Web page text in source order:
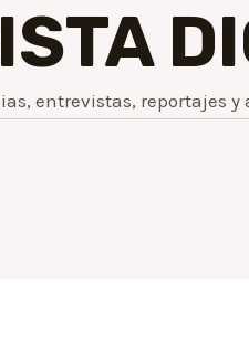
entrevistas, reportajes y